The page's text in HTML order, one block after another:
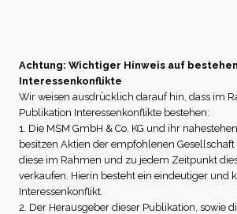
Achtung: Wichtiger Hinweis auf
Interessenkonflikte
Wir weisen ausdrücklich darauf hin, dass im
Publikation Interessenkonflikte bestehen:
1. Die MSM GmbH & Co. KG und ihr
besitzen Aktien der empfohlenen Gesellschaft
diese im Rahmen und zu jedem Zeitpunkt
verkaufen. Hierin besteht ein eindeutiger und
Interessenkonflikt.
2. Der Herausgeber dieser Publikation, sowie